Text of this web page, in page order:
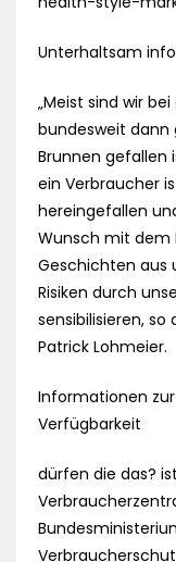
Unterhaltsam
„Meist sind wir
bundesweit dann
Brunnen gefallen
ein Verbraucher
hereingefallen
Wunsch mit dem
Geschichten aus
Risiken durch
sensibilisieren,
Patrick Lohmeier.
Informationen
Verfügbarkeit
dürfen die das?